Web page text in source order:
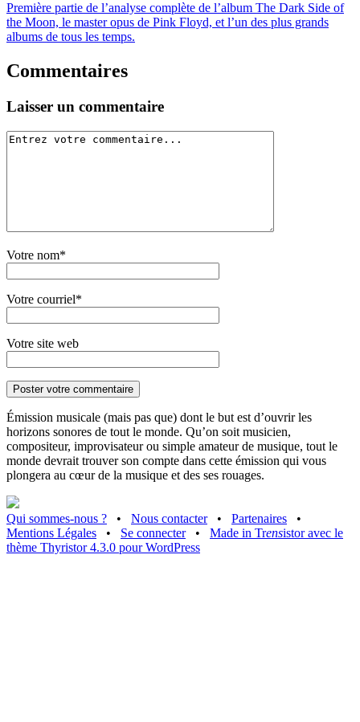
Première partie de l’analyse complète de l’album The Dark Side of
the Moon, le master opus de Pink Floyd, et l’un des plus grands
albums de tous les temps.
Commentaires
Laisser un commentaire
Votre nom*
Votre courriel*
Votre site web
Émission musicale (mais pas que) dont le but est d’ouvrir les
horizons sonores de tout le monde. Qu’on soit musicien,
compositeur, improvisateur ou simple amateur de musique, tout le
monde devrait trouver son compte dans cette émission qui vous
plongera au cœur de la musique et des ses rouages.
Qui sommes-nous ? • Nous contacter • Partenaires
•
Mentions Légales
• Se connecter • Made in Trensistor avec le
thème Thyristor 4.3.0 pour WordPress